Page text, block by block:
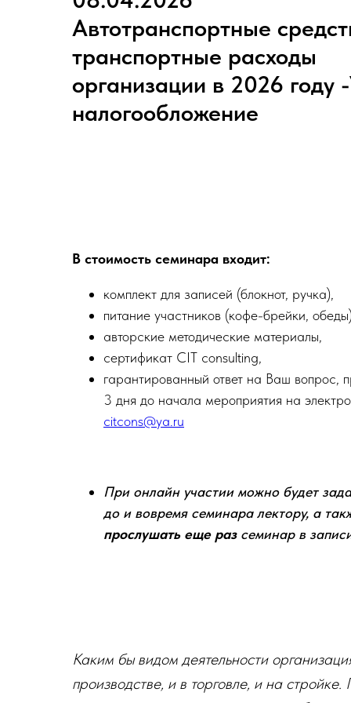
Автотранспортные
транспортные расходы
организации в 2026 году
налогообложение
В стоимость семинара входит:
комплект для записей (блокнот, ручка),
питание участников (кофе-брейки,
авторские методические материалы,
сертификат CIT consulting,
гарантированный ответ на Ваш вопрос,
3 дня до начала мероприятия на
citcons@ya.ru
При онлайн участии можно будет
до и вовремя семинара лектору, а
прослушать еще разсеминар в
Каким бы видом деятельности
производстве, и в торговле, и на